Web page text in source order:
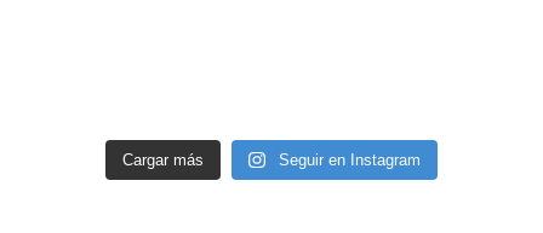
Cargar más Seguir en Instagram